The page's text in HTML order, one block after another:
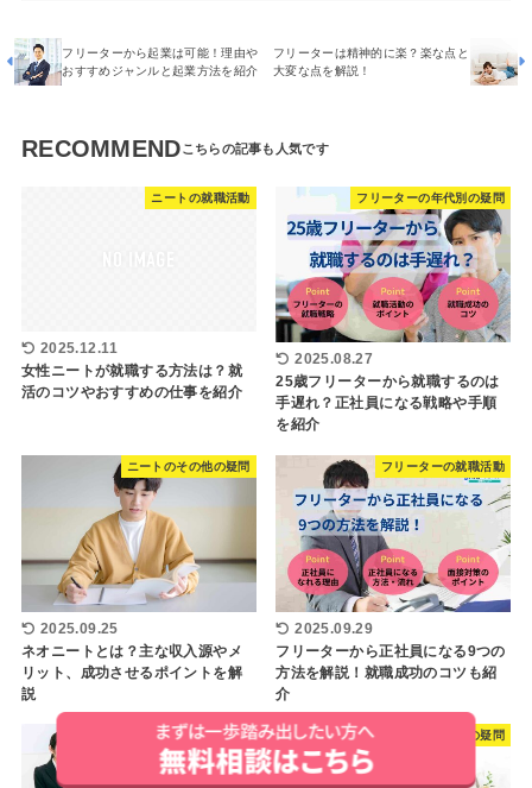
フリーターから起業は可能！理由や
おすすめジャンルと起業方法を紹介
フリーターは精神的に楽？楽な点と
大変な点を解説！
RECOMMEND
ニートの就職活動
2025.12.11
女性ニートが就職する方法は？就
活のコツやおすすめの仕事を紹介
フリーターの年代別の疑問
2025.08.27
25歳フリーターから就職するのは
手遅れ？正社員になる戦略や手順
を紹介
ニートのその他の疑問
2025.09.25
ネオニートとは？主な収入源やメ
リット、成功させるポイントを解
説
フリーターの就職活動
2025.09.29
フリーターから正社員になる9つの
方法を解説！就職成功のコツも紹
介
フリーターの就職活動 フリーターの生活の疑問